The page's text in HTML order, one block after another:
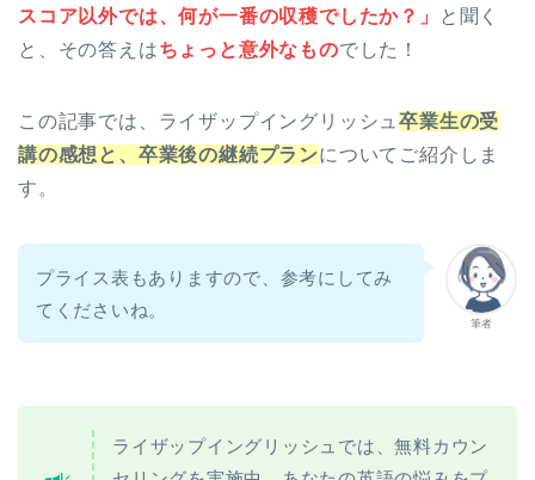
スコア以外では、何が一番の収穫でしたか？」
と聞く
と、その答えはちょっと意外なものでした！
この記事では、ライザップイングリッシュ卒業生の受
講の感想と、卒業後の継続プランについてご紹介しま
す。
筆者
プライス表もありますので、参考にしてみ
てくださいね。
ライザップイングリッシュでは、無料カウン